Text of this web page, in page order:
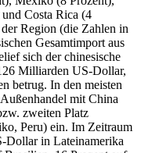
Costa Rica (4
Region (die Zahlen in
Gesamtimport aus
sich der chinesische
Milliarden US-Dollar,
betrug. In den meisten
mit China
zweiten Platz
Peru) ein. Im Zeitraum
Dollar in Lateinamerika